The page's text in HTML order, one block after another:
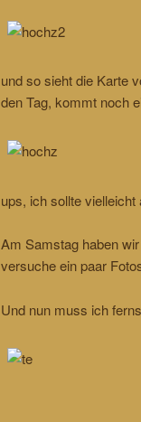
und so sieht die Karte
den Tag, kommt noch
ups, ich sollte
Am Samstag haben
versuche ein paar
Und nun muss ich